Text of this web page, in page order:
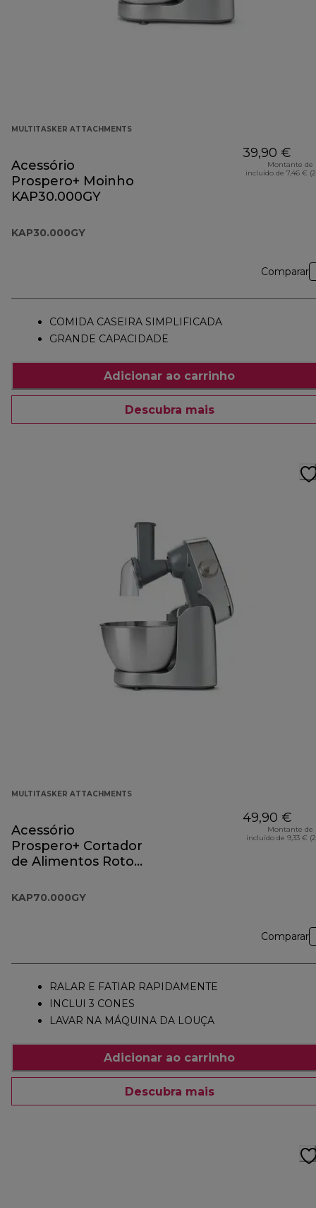
MULTITASKER ATTACHMENTS
Acessório
Prospero+ Moinho
KAP30.000GY
KAP30.000GY
39,90 €
Montante de
incluído de 7,46 €
Comparar
COMIDA CASEIRA SIMPLIFICADA
GRANDE CAPACIDADE
Adicionar ao carrinho
Descubra mais
MULTITASKER ATTACHMENTS
Acessório
Prospero+ Cortador
de Alimentos Roto
KAP70.000GY
49,90 €
Montante de
incluído de 9,33 €
Comparar
RALAR E FATIAR RAPIDAMENTE
INCLUI 3 CONES
LAVAR NA MÁQUINA DA LOUÇA
Adicionar ao carrinho
Descubra mais